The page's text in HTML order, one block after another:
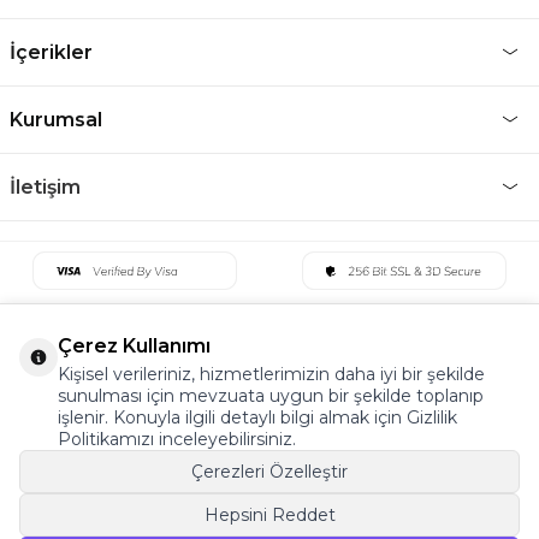
İçerikler
Kurumsal
İletişim
©2022 Tüm Hakkı Saklıdır. v5 Tema19
Çerez Kullanımı
Kişisel verileriniz, hizmetlerimizin daha iyi bir şekilde
sunulması için mevzuata uygun bir şekilde toplanıp
işlenir. Konuyla ilgili detaylı bilgi almak için Gizlilik
Politikamızı inceleyebilirsiniz.
Çerezleri Özelleştir
Hepsini Reddet